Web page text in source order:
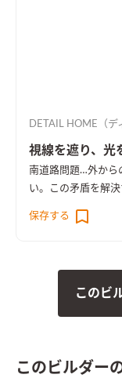
DETAIL HOME（デ
視線を遮り、光
南道路問題…外から
い。この矛盾を解決
保存する
このビ
このビルダー